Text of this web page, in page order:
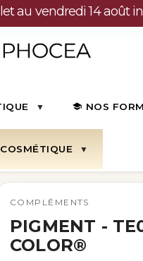
au vendredi 14 août
NOS
COMPLÉMENTS
PIGMENT -
COLOR®